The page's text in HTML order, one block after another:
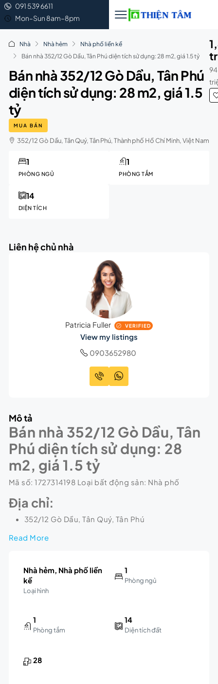
091 539 6611
Mon–Sun 8am–8pm
Nhà Nhà hẻm
Nhà phố liền kề
Bán nhà 352/12 Gò Dầu, Tân Phú diện tích sử dụng: 28 m2, giá 1.5 tỷ
Bán nhà 352/12 Gò Dầu, Tân Phú
diện tích sử dụng: 28 m2, giá 1.5
tỷ
MUA BÁN
352/12 Gò Dầu, Tân Quý, Tân Phú, Thành phố Hồ Chí Minh, Việt Nam
PHÒNG NGỦ
1
PHÒNG TẮM
1
DIỆN TÍCH
14
Liên hệ chủ nhà
Patricia Fuller VERIFIED
View my listings
0903652980
Mô tả
Bán nhà 352/12 Gò Dầu, Tân
Phú diện tích sử dụng: 28
m2, giá 1.5 tỷ
Mã số: 1727314198 Loại bất động sản: Nhà phố
Địa chỉ:
352/12 Gò Dầu, Tân Quý, Tân Phú
Read More
Nhà hẻm, Nhà phố liền
kề
Loại hình
1
Phòng ngủ
1
Phòng tắm
14
Diện tích đất
28